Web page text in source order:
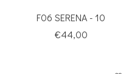
F06 SERENA - 10
€44,00